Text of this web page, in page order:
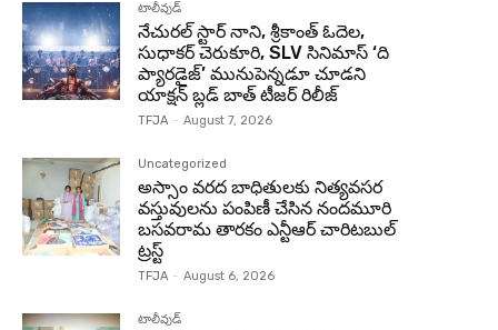
టాలీవుడ్
నేచురల్ స్టార్ నాని, శ్రీకాంత్ ఓదెల,
సుధాకర్ చెరుకూరి, SLV సినిమాస్ ‘ది
ప్యారడైజ్’ మునుపెన్నడూ చూడని
యాక్షన్ బ్లడ్ బాత్ టీజర్ రిలీజ్
TFJA - August 7, 2026
Uncategorized
అస్సాం వరద బాధితులకు నిత్యవసర
వస్తువులను పంపిణీ చేసిన నందమూరి
బసవరామ తారకం ఎన్టీఆర్ చారిటబుల్
ట్రస్ట్
TFJA - August 6, 2026
టాలీవుడ్